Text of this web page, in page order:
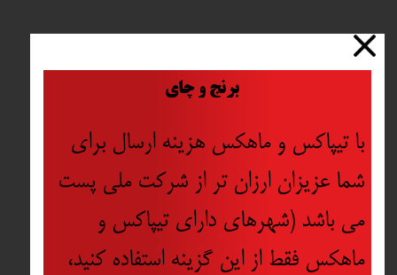
برنج و چای
با تیپاکس و ماهکس هزینه ارسال برای
شما عزیزان ارزان تر از شرکت ملی پست
می باشد (شهرهای دارای تیپاکس و
ماهکس فقط از این گزینه استفاده کنید،